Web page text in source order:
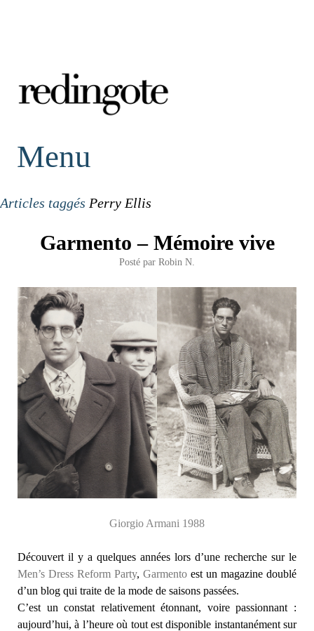
redingote.
Menu
Articles taggés Perry Ellis
Garmento – Mémoire vive
Posté par Robin N.
Giorgio Armani 1988
Découvert il y a quelques années lors d’une recherche sur le
Men’s Dress Reform Party, Garmento est un magazine doublé
d’un blog qui traite de la mode de saisons passées.
C’est un constat relativement étonnant, voire passionnant :
aujourd’hui, à l’heure où tout est disponible instantanément sur